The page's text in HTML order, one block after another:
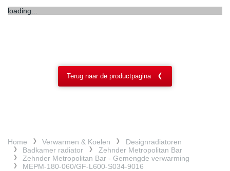
loading...
Terug naar de productpagina
Home Verwarmen & Koelen
Designradiatoren
Badkamer radiator
Zehnder Metropolitan Bar
Zehnder Metropolitan Bar - Gemengde verwarming
MEPM-180-060/GF-L600-S034-9016